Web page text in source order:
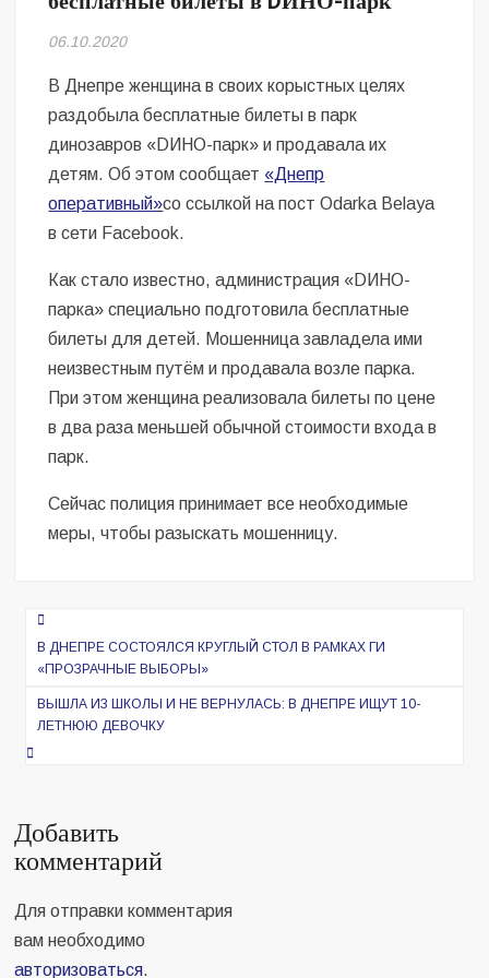
Безугла закликає валити Сирського
сучасну моду
Командувач ВМС Неїжпапа закликав не дестабілізувати ситуацію
навколо керівництва армії
06.10.2020
В Днепре женщина в своих корыстных целях
раздобыла бесплатные билеты в парк
динозавров «DИНО-парк» и продавала их
детям. Об этом сообщает «Днепр
оперативный»со ссылкой на пост Odarka Belaya
в сети Facebook.
Как стало известно, администрация «DИНО-
парка» специально подготовила бесплатные
билеты для детей. Мошенница завладела ими
неизвестным путём и продавала возле парка.
При этом женщина реализовала билеты по цене
в два раза меньшей обычной стоимости входа в
парк.
Сейчас полиция принимает все необходимые
меры, чтобы разыскать мошенницу.
Навигация
по
записям
В ДНЕПРЕ СОСТОЯЛСЯ КРУГЛЫЙ СТОЛ В РАМКАХ ГИ
«ПРОЗРАЧНЫЕ ВЫБОРЫ»
ВЫШЛА ИЗ ШКОЛЫ И НЕ ВЕРНУЛАСЬ: В ДНЕПРЕ ИЩУТ 10-
ЛЕТНЮЮ ДЕВОЧКУ
Добавить
комментарий
Для отправки комментария
вам необходимо
авторизоваться.